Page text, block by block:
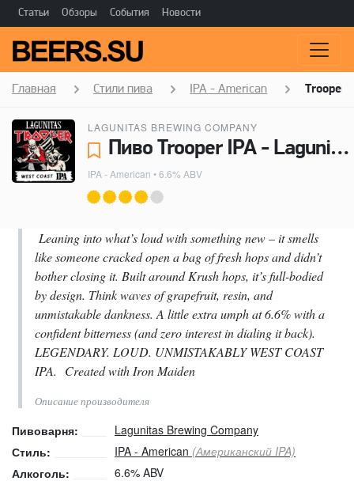
Статьи Обзоры События Новости
Главная Стили пива IPA - American Trooper
LAGUNITAS BREWING COMPANY
Пиво Trooper IPA - Lagunitas Brewing Company
IPA - American • 6.6% ABV
Leaning into what’s loud with something new – it smells
like someone cracked open a bag of fresh hops and didn’t
bother closing it. Built around Krush hops, it’s full-bodied
by design. Think waves of grapefruit, resin, and
unmistakable dankness. A little extra umph at 6.6% with a
confident bitterness (and zero interest in dialing it back).
LEGENDARY. LOUD. UNMISTAKABLY WEST COAST
IPA. Created with Iron Maiden
Описание производителя
Пивоварня:
Lagunitas Brewing Company
Стиль:
IPA - American (Американский IPA)
Алкоголь:
6.6% ABV